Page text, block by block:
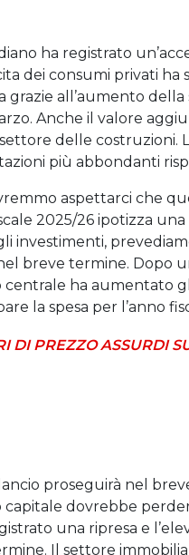
ha registrato
dei consumi privati
grazie all’aumento
Anche il valore
delle costruzioni.
più abbondanti
aspettarci che
2025/26 ipotizza
investimenti,
breve termine. Dopo
ha aumentato
la spesa per l’anno
DI PREZZO ASSURDI
proseguirà nel
dovrebbe
una ripresa e
Il settore